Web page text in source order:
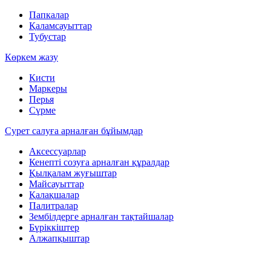
Папкалар
Қаламсауыттар
Тубустар
Көркем жазу
Кисти
Маркеры
Перья
Сүрме
Сурет салуға арналған бұйымдар
Аксессуарлар
Кенепті созуға арналған құралдар
Қылқалам жуғыштар
Майсауыттар
Қалақшалар
Палитралар
Зембілдерге арналған тақтайшалар
Бүріккіштер
Алжапқыштар